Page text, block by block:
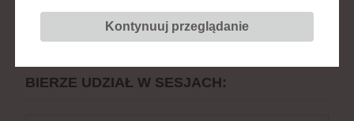
Geriatrii, Pomorski Uniwersytet
Medyczny w Szczecinie
BIERZE UDZIAŁ W SESJACH:
Kontynuuj przeglądanie